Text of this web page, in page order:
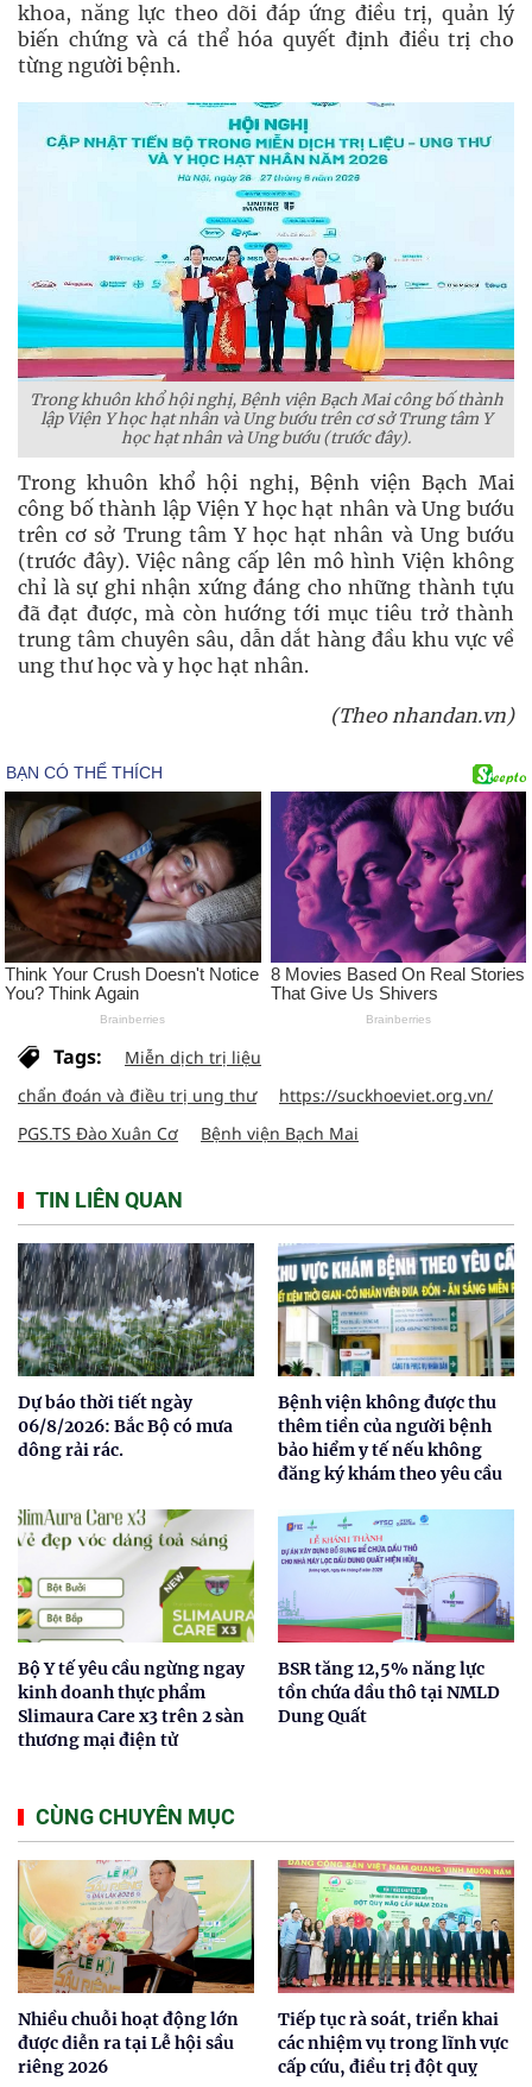
khoa, năng lực theo dõi đáp ứng điều trị, quản lý
biến chứng và cá thể hóa quyết định điều trị cho
từng người bệnh.
Trong khuôn khổ hội nghị, Bệnh viện Bạch Mai công bố thành
lập Viện Y học hạt nhân và Ung bướu trên cơ sở Trung tâm Y
học hạt nhân và Ung bướu (trước đây).
Trong khuôn khổ hội nghị, Bệnh viện Bạch Mai
công bố thành lập Viện Y học hạt nhân và Ung bướu
trên cơ sở Trung tâm Y học hạt nhân và Ung bướu
(trước đây). Việc nâng cấp lên mô hình Viện không
chỉ là sự ghi nhận xứng đáng cho những thành tựu
đã đạt được, mà còn hướng tới mục tiêu trở thành
trung tâm chuyên sâu, dẫn dắt hàng đầu khu vực về
ung thư học và y học hạt nhân.
(Theo nhandan.vn)
Tags:
Miễn dịch trị liệu
chẩn đoán và điều trị ung thư
https://suckhoeviet.org.vn/
PGS.TS Đào Xuân Cơ
Bệnh viện Bạch Mai
TIN LIÊN QUAN
Dự báo thời tiết ngày
06/8/2026: Bắc Bộ có mưa
dông rải rác.
Bệnh viện không được thu
thêm tiền của người bệnh
bảo hiểm y tế nếu không
đăng ký khám theo yêu cầu
Bộ Y tế yêu cầu ngừng ngay
kinh doanh thực phẩm
Slimaura Care x3 trên 2 sàn
thương mại điện tử
BSR tăng 12,5% năng lực
tồn chứa dầu thô tại NMLD
Dung Quất
CÙNG CHUYÊN MỤC
Nhiều chuỗi hoạt động lớn
được diễn ra tại Lễ hội sầu
riêng 2026
Tiếp tục rà soát, triển khai
các nhiệm vụ trong lĩnh vực
cấp cứu, điều trị đột quỵ